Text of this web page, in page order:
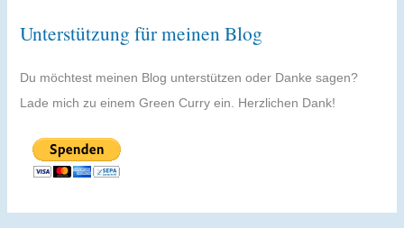
Unterstützung für meinen Blog
Du möchtest meinen Blog unterstützen oder Danke sagen?
Lade mich zu einem Green Curry ein. Herzlichen Dank!